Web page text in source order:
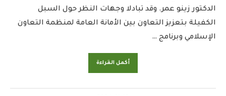
الدكتور زينو عمر. وقد تبادلا وجهات النظر حول السبل
الكفيلة بتعزيز التعاون بين الأمانة العامة لمنظمة التعاون
الإسلامي وبرنامج …
أكمل القراءة